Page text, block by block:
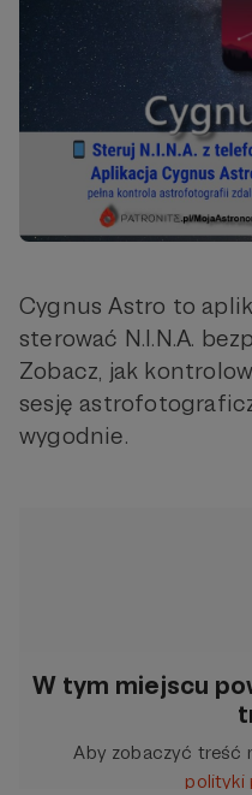
Cygnus Astro to
sterować N.I.N.A.
Zobacz, jak
sesję
wygodnie.
W tym miejscu
Aby zobaczyć treść
polityki